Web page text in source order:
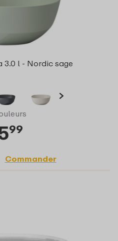
3.0 l - Nordic sage
99
Commander